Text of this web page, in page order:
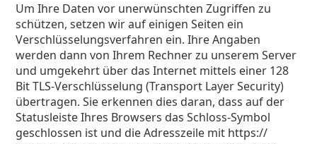
Um Ihre Daten vor unerwünschten Zugriffen zu
schützen, setzen wir auf einigen Seiten ein
Verschlüsselungsverfahren ein. Ihre Angaben
werden dann von Ihrem Rechner zu unserem Server
und umgekehrt über das Internet mittels einer 128
Bit TLS-Verschlüsselung (Transport Layer Security)
übertragen. Sie erkennen dies daran, dass auf der
Statusleiste Ihres Browsers das Schloss-Symbol
geschlossen ist und die Adresszeile mit https://